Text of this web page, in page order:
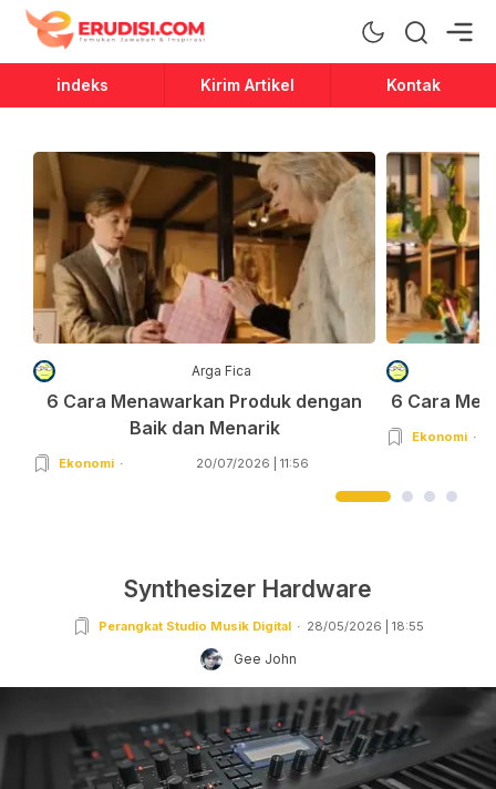
Erudisi
Temukan Jawaban dan Inspirasi
indeks Kirim Artikel Kontak
Arga Fica
6 Cara Menawarkan Produk dengan
Baik dan Menarik
Ekonomi 20/07/2026 | 11:56
6 Cara
Ekonomi
Synthesizer Hardware
Perangkat Studio Musik Digital 28/05/2026 | 18:55
Gee John